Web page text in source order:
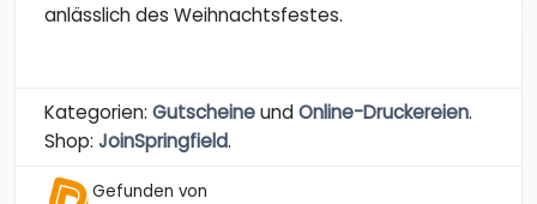
anlässlich des Weihnachtsfestes.
Kategorien: GutscheineundOnline-Druckereien.
Shop: JoinSpringfield.
Gefunden von